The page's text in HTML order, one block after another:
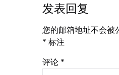
发表回复
您的邮箱地址不会被
* 标注
评论 *